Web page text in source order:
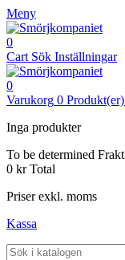
Meny
0
Cart Sök Inställningar
0
Varukorg 0 Produkt(er)
Inga produkter
To be determined Frakt
0 kr Total
Priser exkl. moms
Kassa